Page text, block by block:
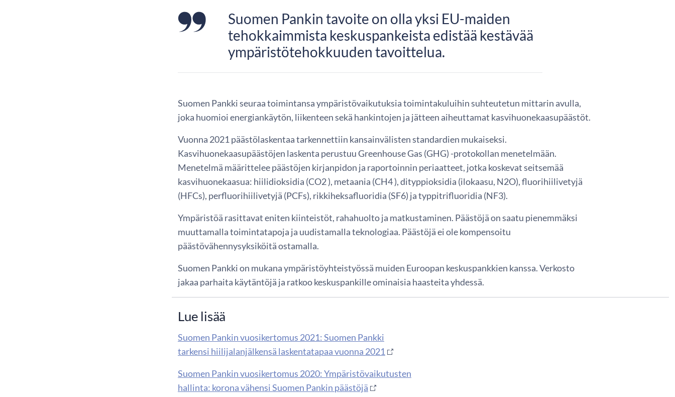
Suomen Pankin tavoite on olla yksi EU-maiden
tehokkaimmista keskuspankeista edistää kestävää
ympäristötehokkuuden tavoittelua.
Suomen Pankki seuraa toimintansa ympäristövaikutuksia toimintakuluihin suhteutetun mittarin avulla,
joka huomioi energiankäytön, liikenteen sekä hankintojen ja jätteen aiheuttamat kasvihuonekaasupäästöt.
Vuonna 2021 päästölaskentaa tarkennettiin kansainvälisten standardien mukaiseksi.
Kasvihuonekaasupäästöjen laskenta perustuu Greenhouse Gas (GHG) -protokollan menetelmään.
Menetelmä määrittelee päästöjen kirjanpidon ja raportoinnin periaatteet, jotka koskevat seitsemää
kasvihuonekaasua: hiilidioksidia (CO2 ), metaania (CH4 ), dityppioksidia (ilokaasu, N2O), fluorihiilivetyjä
(HFCs), perfluorihiilivetyjä (PCFs), rikkiheksafluoridia (SF6) ja typpitrifluoridia (NF3).
Ympäristöä rasittavat eniten kiinteistöt, rahahuolto ja matkustaminen. Päästöjä on saatu pienemmäksi
muuttamalla toimintatapoja ja uudistamalla teknologiaa. Päästöjä ei ole kompensoitu
päästövähennysyksiköitä ostamalla.
Suomen Pankki on mukana ympäristöyhteistyössä muiden Euroopan keskuspankkien kanssa. Verkosto
jakaa parhaita käytäntöjä ja ratkoo keskuspankille ominaisia haasteita yhdessä.
Lue lisää
Suomen Pankin vuosikertomus 2021: Suomen Pankki
tarkensi hiilijalanjälkensä laskentatapaa vuonna 2021
Suomen Pankin vuosikertomus 2020: Ympäristövaikutusten
hallinta: korona vähensi Suomen Pankin päästöjä